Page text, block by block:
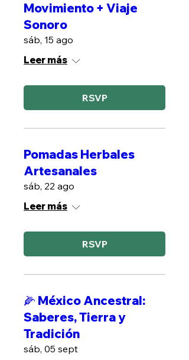
Movimiento + Viaje
Sonoro
sáb, 15 ago
Leer más
RSVP
Pomadas Herbales
Artesanales
sáb, 22 ago
Leer más
RSVP
🌽 México Ancestral:
Saberes, Tierra y
Tradición
sáb, 05 sept